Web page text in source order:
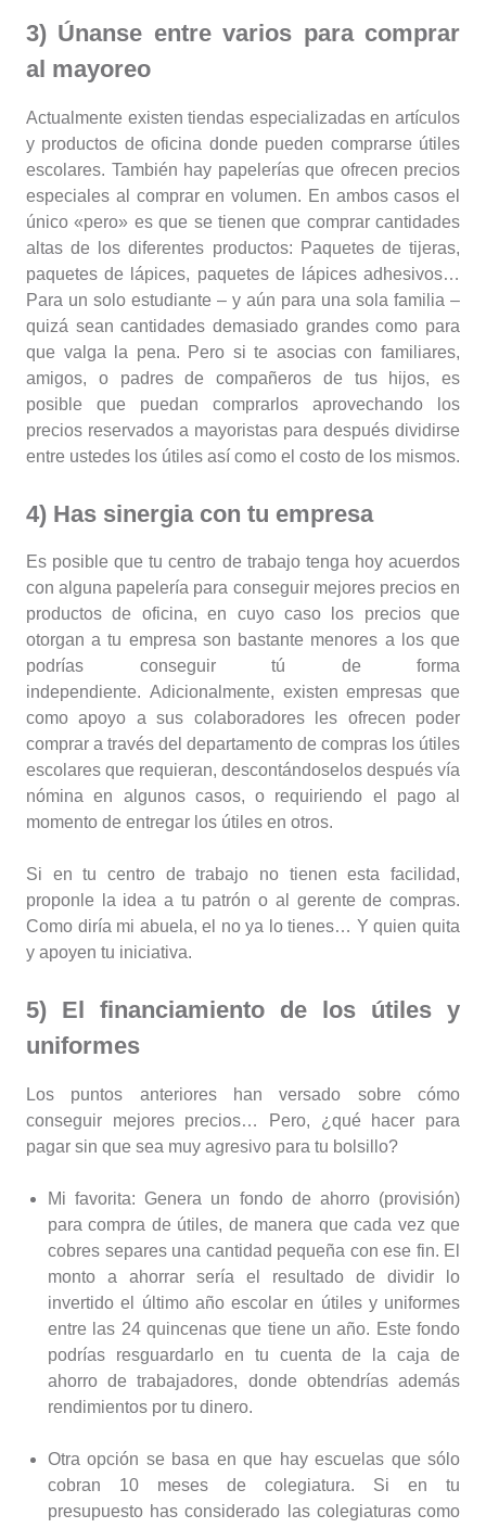
3) Únanse entre varios para comprar
al mayoreo
Actualmente existen tiendas especializadas en artículos
y productos de oficina donde pueden comprarse útiles
escolares. También hay papelerías que ofrecen precios
especiales al comprar en volumen. En ambos casos el
único «pero» es que se tienen que comprar cantidades
altas de los diferentes productos: Paquetes de tijeras,
paquetes de lápices, paquetes de lápices adhesivos…
Para un solo estudiante – y aún para una sola familia –
quizá sean cantidades demasiado grandes como para
que valga la pena. Pero si te asocias con familiares,
amigos, o padres de compañeros de tus hijos, es
posible que puedan comprarlos aprovechando los
precios reservados a mayoristas para después dividirse
entre ustedes los útiles así como el costo de los mismos.
4) Has sinergia con tu empresa
Es posible que tu centro de trabajo tenga hoy acuerdos
con alguna papelería para conseguir mejores precios en
productos de oficina, en cuyo caso los precios que
otorgan a tu empresa son bastante menores a los que
podrías conseguir tú de forma
independiente. Adicionalmente, existen empresas que
como apoyo a sus colaboradores les ofrecen poder
comprar a través del departamento de compras los útiles
escolares que requieran, descontándoselos después vía
nómina en algunos casos, o requiriendo el pago al
momento de entregar los útiles en otros.
Si en tu centro de trabajo no tienen esta facilidad,
proponle la idea a tu patrón o al gerente de compras.
Como diría mi abuela, el no ya lo tienes… Y quien quita
y apoyen tu iniciativa.
5) El financiamiento de los útiles y
uniformes
Los puntos anteriores han versado sobre cómo
conseguir mejores precios… Pero, ¿qué hacer para
pagar sin que sea muy agresivo para tu bolsillo?
Mi favorita: Genera un fondo de ahorro (provisión)
para compra de útiles, de manera que cada vez que
cobres separes una cantidad pequeña con ese fin. El
monto a ahorrar sería el resultado de dividir lo
invertido el último año escolar en útiles y uniformes
entre las 24 quincenas que tiene un año. Este fondo
podrías resguardarlo en tu cuenta de la caja de
ahorro de trabajadores, donde obtendrías además
rendimientos por tu dinero.
Otra opción se basa en que hay escuelas que sólo
cobran 10 meses de colegiatura. Si en tu
presupuesto has considerado las colegiaturas como